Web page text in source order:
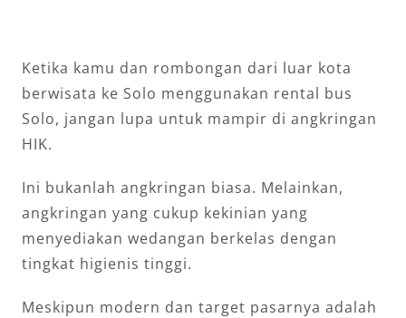
Ketika kamu dan rombongan dari luar kota
berwisata ke Solo menggunakan rental bus
Solo, jangan lupa untuk mampir di angkringan
HIK.
Ini bukanlah angkringan biasa. Melainkan,
angkringan yang cukup kekinian yang
menyediakan wedangan berkelas dengan
tingkat higienis tinggi.
Meskipun modern dan target pasarnya adalah